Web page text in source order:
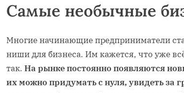
Самые необычные
Многие начинающие предприниматели
ниши для бизнеса. Им кажется, что уже
так. На рынке постоянно появляются
их можно придумать с нуля, увидеть за